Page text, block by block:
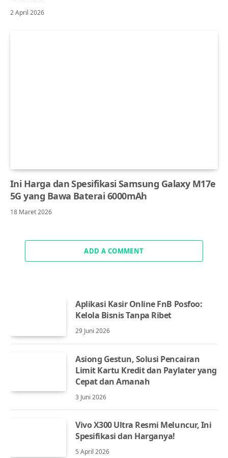
2 April 2026
Ini Harga dan Spesifikasi Samsung Galaxy M17e
5G yang Bawa Baterai 6000mAh
18 Maret 2026
ADD A COMMENT
Aplikasi Kasir Online FnB Posfoo:
Kelola Bisnis Tanpa Ribet
29 Juni 2026
Asiong Gestun, Solusi Pencairan
Limit Kartu Kredit dan Paylater yang
Cepat dan Amanah
3 Juni 2026
Vivo X300 Ultra Resmi Meluncur, Ini
Spesifikasi dan Harganya!
5 April 2026